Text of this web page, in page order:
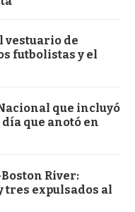
vestuario de
futbolistas y el
que incluyó
que anotó en
River:
tres expulsados al